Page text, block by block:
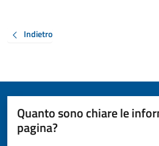
Indietro
Quanto sono chiare le
pagina?